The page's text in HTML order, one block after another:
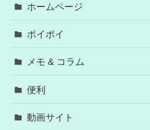
ホームページ
ポイポイ
メモ & コラム
便利
動画サイト